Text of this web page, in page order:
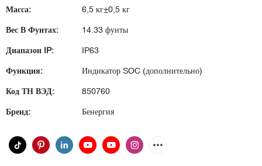
Масса: 6,5 кг±0,5 кг
Вес В Фунтах: 14.33 фунты
Диапазон IP: IP63
Функция: Индикатор SOC (дополнительно)
Код ТН ВЭД: 850760
Бренд: Бенергия